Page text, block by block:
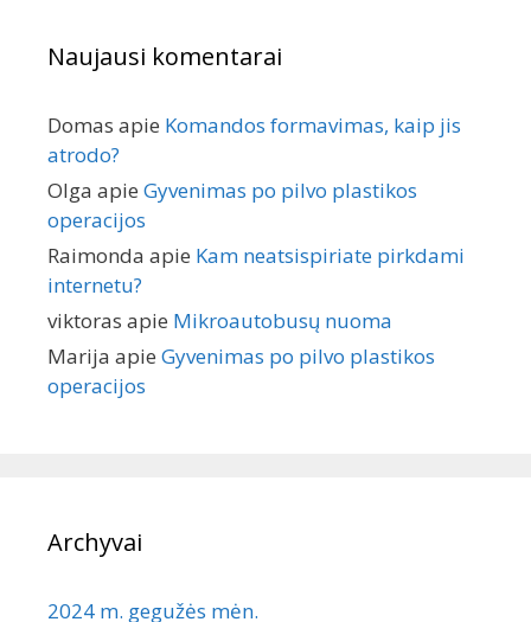
Naujausi komentarai
Domas apie Komandos formavimas, kaip jis
atrodo?
Olga apie Gyvenimas po pilvo plastikos
operacijos
Raimonda apie Kam neatsispiriate pirkdami
internetu?
viktoras apie Mikroautobusų nuoma
Marija apie Gyvenimas po pilvo plastikos
operacijos
Archyvai
2024 m. gegužės mėn.